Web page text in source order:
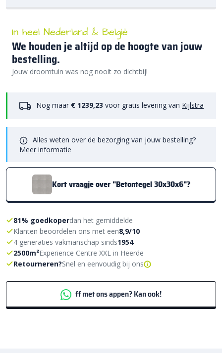
In heel Nederland & België
We houden je altijd op de hoogte van jouw
bestelling.
Jouw droomtuin was nog nooit zo dichtbij!
Nog maar € 1239,23 voor gratis levering van Kijlstra
Alles weten over de bezorging van jouw bestelling?
Meer informatie
Kort vraagje over "Betontegel 30x30x6"?
81% goedkoperdan het gemiddelde
Klanten beoordelen ons met een8,9/10
4 generaties vakmanschap sinds1954
2500m²Experience Centre XXL in Heerde
Retourneren?Snel en eenvoudig bij ons
ff met ons appen? Kan ook!